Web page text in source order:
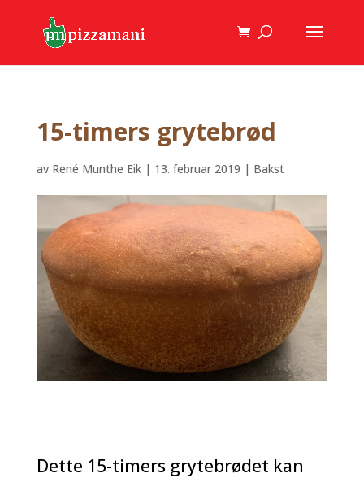
15-timers grytebrød
av René Munthe Eik| 13. februar 2019 | Bakst
Dette 15-timers grytebrødet kan